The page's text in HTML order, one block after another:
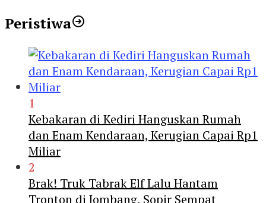
Peristiwa
1
Kebakaran di Kediri Hanguskan Rumah
dan Enam Kendaraan, Kerugian Capai Rp1
Miliar
2
Brak! Truk Tabrak Elf Lalu Hantam
Tronton di Jombang, Sopir Sempat